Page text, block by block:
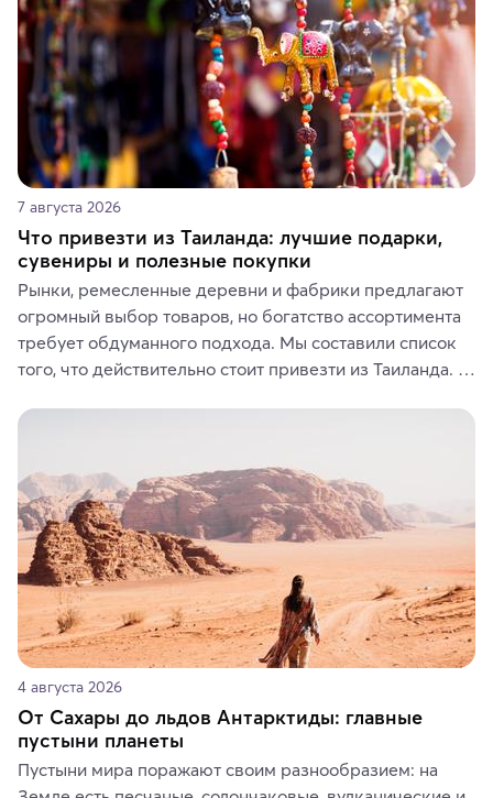
7 августа 2026
Что привезти из Таиланда: лучшие подарки,
сувениры и полезные покупки
Рынки, ремесленные деревни и фабрики предлагают
огромный выбор товаров, но богатство ассортимента
требует обдуманного подхода. Мы составили список
того, что действительно стоит привезти из Таиланда.
средства, одежду, украшения, предметы интерьера
где их купить.
4 августа 2026
От Сахары до льдов Антарктиды: главные
пустыни планеты
Пустыни мира поражают своим разнообразием: на